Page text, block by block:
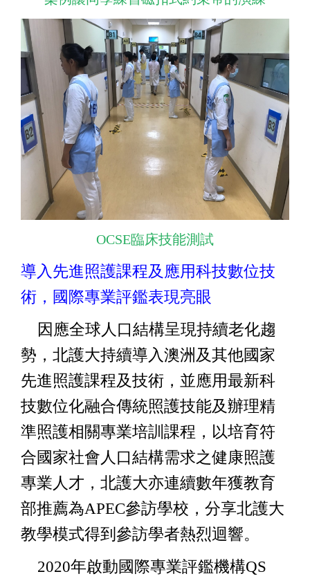
OCSE臨床技能測試
導入先進照護課程及應用科技數位技
術，國際專業評鑑表現亮眼
因應全球人口結構呈現持續老化趨
勢，北護大持續導入澳洲及其他國家
先進照護課程及技術，並應用最新科
技數位化融合傳統照護技能及辦理精
準照護相關專業培訓課程，以培育符
合國家社會人口結構需求之健康照護
專業人才，北護大亦連續數年獲教育
部推薦為APEC參訪學校，分享北護大
教學模式得到參訪學者熱烈迴響。
2020年啟動國際專業評鑑機構QS